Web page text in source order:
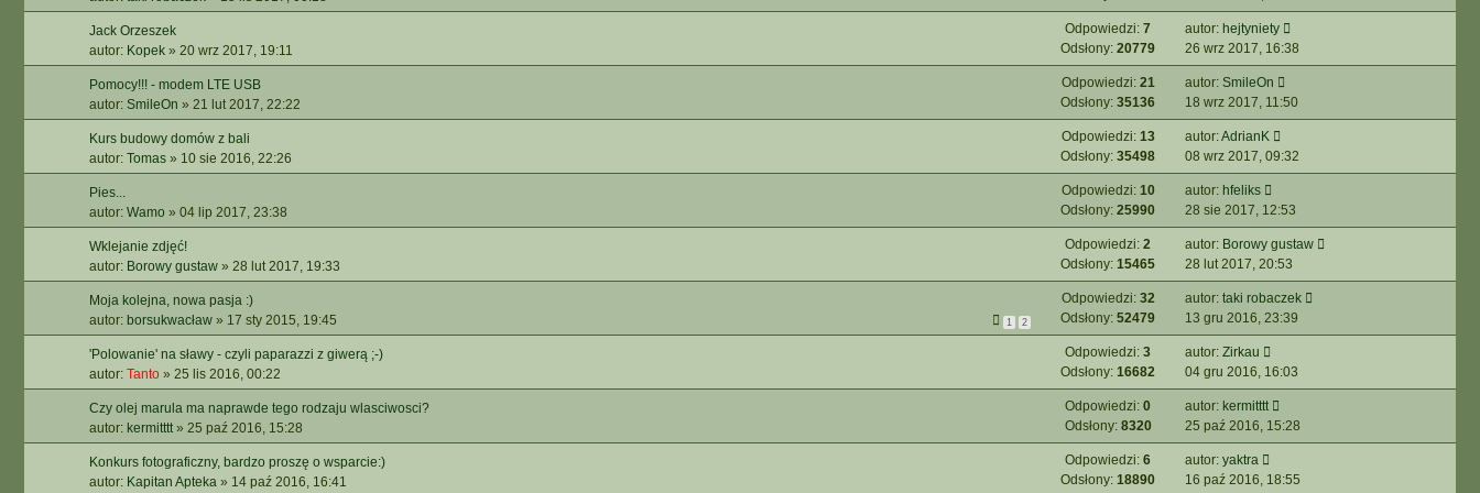
Jack Orzeszek
autor: Kopek » 20 wrz 2017, 19:11
Odpowiedzi: 7
Odsłony: 20779
autor: hejtyniety
26 wrz 2017, 16:38
Pomocy!!! - modem LTE USB
autor: SmileOn » 21 lut 2017, 22:22
Odpowiedzi: 21
Odsłony: 35136
autor: SmileOn
18 wrz 2017, 11:50
Kurs budowy domów z bali
autor: Tomas » 10 sie 2016, 22:26
Odpowiedzi: 13
Odsłony: 35498
autor:AdrianK
08 wrz 2017, 09:32
Pies...
autor: Wamo » 04 lip 2017, 23:38
Odpowiedzi: 10
Odsłony: 25990
autor: hfeliks
28 sie 2017, 12:53
Wklejanie zdjęć!
autor: Borowy gustaw » 28 lut 2017, 19:33
Odpowiedzi: 2
Odsłony: 15465
autor: Borowy gustaw
28 lut 2017, 20:53
Moja kolejna, nowa pasja :)
autor: borsukwacław » 17 sty 2015, 19:45 1 2
Odpowiedzi: 32
Odsłony: 52479
autor: taki robaczek
13 gru 2016, 23:39
'Polowanie' na sławy - czyli paparazzi z giwerą ;-)
autor: Tanto » 25 lis 2016, 00:22
Odpowiedzi: 3
Odsłony: 16682
autor: Zirkau
04 gru 2016, 16:03
Czy olej marula ma naprawde tego rodzaju wlasciwosci?
autor: kermitttt» 25 paź 2016, 15:28
Odpowiedzi: 0
Odsłony: 8320
autor: kermitttt
25 paź 2016, 15:28
Konkurs fotograficzny, bardzo proszę o wsparcie:)
autor: Kapitan Apteka » 14 paź 2016, 16:41
Odpowiedzi: 6
Odsłony: 18890
autor: yaktra
16 paź 2016, 18:55